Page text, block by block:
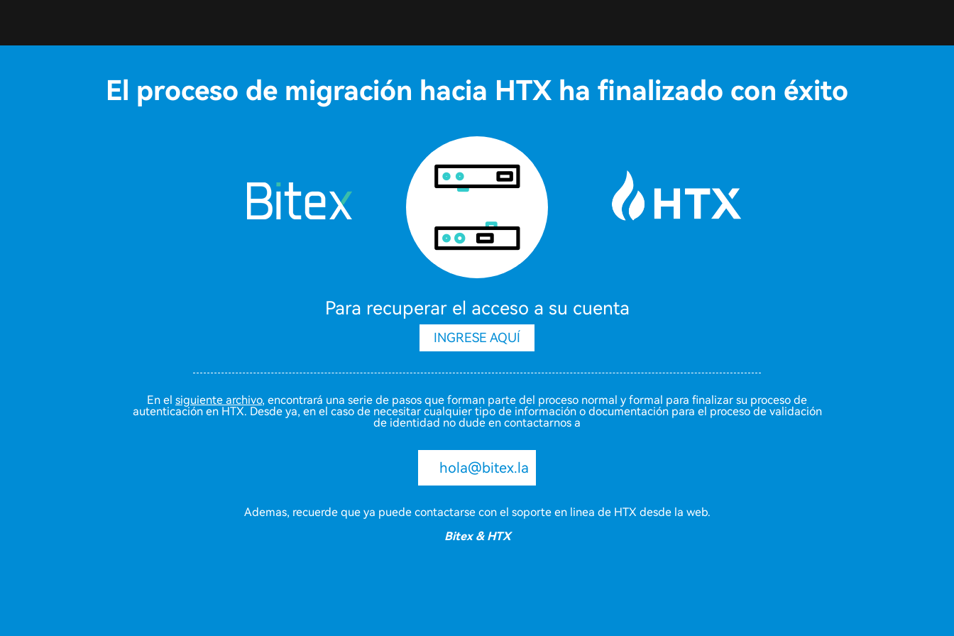
El proceso de migración hacia HTX ha finalizado con éxito
Para recuperar el acceso a su cuenta
INGRESE AQUÍ
En el siguiente archivo, encontrará una serie de pasos que forman parte del proceso normal y formal para finalizar su proceso de
autenticación en HTX. Desde ya, en el caso de necesitar cualquier tipo de información o documentación para el proceso de validación
de identidad no dude en contactarnos a
hola@bitex.la
Ademas, recuerde que ya puede contactarse con el soporte en linea de HTX desde la web.
Bitex & HTX